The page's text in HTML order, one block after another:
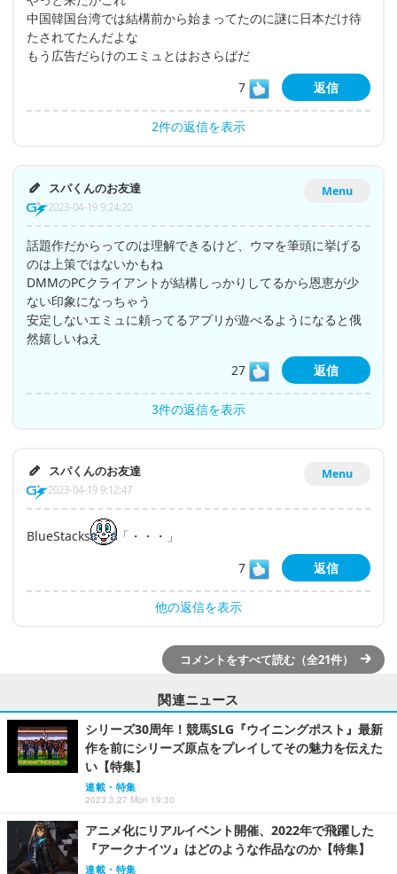
中国韓国台湾では結構前から始まってたのに謎に日本だけ待
たされてたんだよな
もう広告だらけのエミュとはおさらばだ
7
返信
2件の返信を表示
Menu
スパくんのお友達
2023-04-19 9:24:20
話題作だからってのは理解できるけど、ウマを筆頭に挙げる
のは上策ではないかもね
DMMのPCクライアントが結構しっかりしてるから恩恵が少
ない印象になっちゃう
安定しないエミュに頼ってるアプリが遊べるようになると俄
然嬉しいねえ
27
返信
3件の返信を表示
Menu
スパくんのお友達
2023-04-19 9:12:47
BlueStacks
「・・・」
7
返信
他の返信を表示
コメントをすべて読む（全21件）
関連ニュース
シリーズ30周年！競馬SLG『ウイニングポスト』最新
作を前にシリーズ原点をプレイしてその魅力を伝えた
い【特集】
連載・特集
2023.3.27 Mon 19:30
アニメ化にリアルイベント開催、2022年で飛躍した
『アークナイツ』はどのような作品なのか【特集】
連載・特集